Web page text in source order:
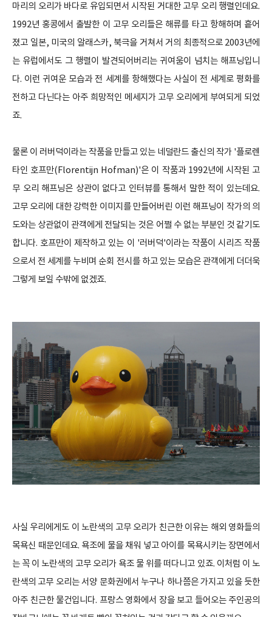
마리의 오리가 바다로 유입되면서 시작된 거대한 고무 오리 행렬인데요.
1992년 홍콩에서 출발한 이 고무 오리들은 해류를 타고 항해하며 흩어
졌고 일본, 미국의 알래스카, 북극을 거쳐서 거의 최종적으로 2003년에
는 유럽에서도 그 행렬이 발견되어버리는 귀여움이 넘치는 해프닝입니
다. 이런 귀여운 모습과 전 세계를 항해했다는 사실이 전 세계로 평화를
전하고 다닌다는 아주 희망적인 메세지가 고무 오리에게 부여되게 되었
죠.
물론 이 러버덕이라는 작품을 만들고 있는 네덜란드 출신의 작가 '플로렌
타인 호프만(Florentijn Hofman)'은 이 작품과 1992년에 시작된 고
무 오리 해프닝은 상관이 없다고 인터뷰를 통해서 말한 적이 있는데요.
고무 오리에 대한 강력한 이미지를 만들어버린 이런 해프닝이 작가의 의
도와는 상관없이 관객에게 전달되는 것은 어쩔 수 없는 부분인 것 같기도
합니다. 호프만이 제작하고 있는 이 '러버덕'이라는 작품이 시리즈 작품
으로서 전 세계를 누비며 순회 전시를 하고 있는 모습은 관객에게 더더욱
그렇게 보일 수밖에 없겠죠.
사실 우리에게도 이 노란색의 고무 오리가 친근한 이유는 해외 영화들의
목욕신 때문인데요. 욕조에 물을 채워 넣고 아이를 목욕시키는 장면에서
는 꼭 이 노란색의 고무 오리가 욕조 물 위를 떠다니고 있죠. 이처럼 이 노
란색의 고무 오리는 서양 문화권에서 누구나 하나쯤은 가지고 있을 듯한
아주 친근한 물건입니다. 프랑스 영화에서 장을 보고 들어오는 주인공의